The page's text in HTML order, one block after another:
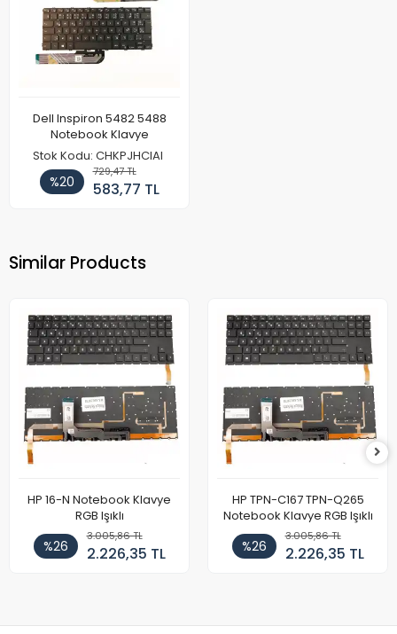
Dell Inspiron 5482 5488
Notebook Klavye
Stok Kodu: CHKPJHCIAI
%20
729,47 TL
583,77 TL
Similar Products
HP 16-N Notebook Klavye
RGB Işıklı
%26
3.005,86 TL
2.226,35 TL
HP TPN-C167 TPN-Q265
Notebook Klavye RGB Işıklı
%26
3.005,86 TL
2.226,35 TL